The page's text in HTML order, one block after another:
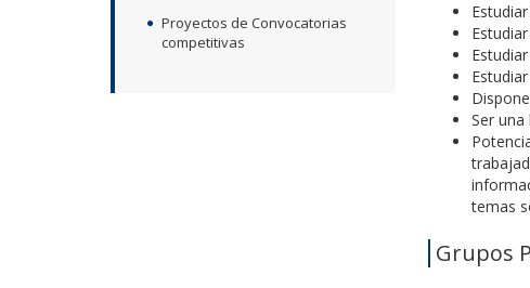
Ser
temas
Grupos
Proyectos de Convocatorias
competitivas